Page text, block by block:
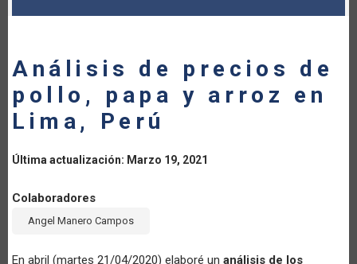
A
LA
NAVEGACIÓN
Análisis de precios de
pollo, papa y arroz en
Lima, Perú
Última actualización: Marzo 19, 2021
Colaboradores
Angel Manero Campos
En abril (martes 21/04/2020) elaboré un análisis de los